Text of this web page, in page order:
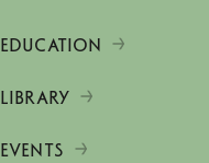
EDUCATION
LIBRARY
EVENTS